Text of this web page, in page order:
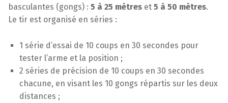
basculantes (gongs) : 5 à 25 mètres et 5 à 50 mètres.
Le tir est organisé en séries :
1 série d’essai de 10 coups en 30 secondes pour
tester l’arme et la position ;
2 séries de précision de 10 coups en 30 secondes
chacune, en visant les 10 gongs répartis sur les deux
distances ;